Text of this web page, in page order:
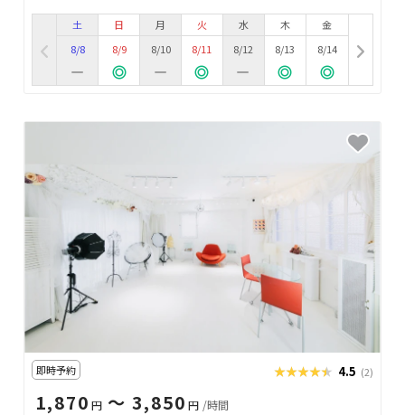
土
8/8
日
8/9
月
8/10
火
8/11
水
8/12
木
8/13
金
8/14
即時予約 ★★★★★
★★★★★ 4.5 (2)
1,870 円 〜 3,850 円 /時間